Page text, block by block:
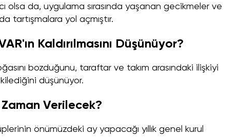
olsa da, uygulama sırasında yaşanan gecikmeler ve
tartışmalara yol açmıştır.
Kaldırılmasını Düşünüyor?
bozduğunu, taraftar ve takım arasındaki ilişkiyi
düşünüyor.
Zaman Verilecek?
önümüzdeki ay yapacağı yıllık genel kurul